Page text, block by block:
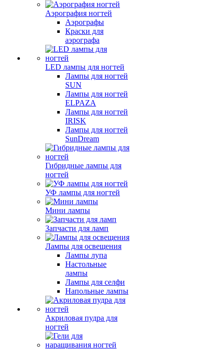
Аэрография ногтей
Аэрографы
Краски для
аэрографа
LED лампы для ногтей
Лампы для ногтей
SUN
Лампы для ногтей
ELPAZA
Лампы для ногтей
IRISK
Лампы для ногтей
SunDream
Гибридные лампы для
ногтей
УФ лампы для ногтей
Мини лампы
Запчасти для ламп
Лампы для освещения
Лампы лупа
Настольные
лампы
Лампы для селфи
Напольные лампы
Акриловая пудра для
ногтей